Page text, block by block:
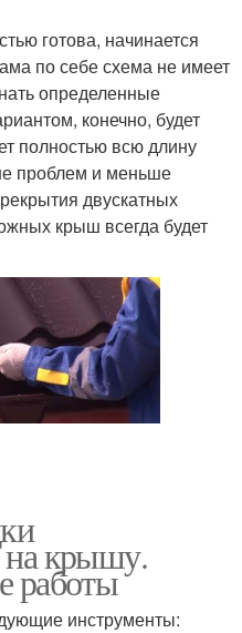
готова, начинается
по себе схема не имеет
определенные
конечно, будет
полностью всю длину
проблем и меньше
двускатных
крыш всегда будет
на крышу.
работы
инструменты: